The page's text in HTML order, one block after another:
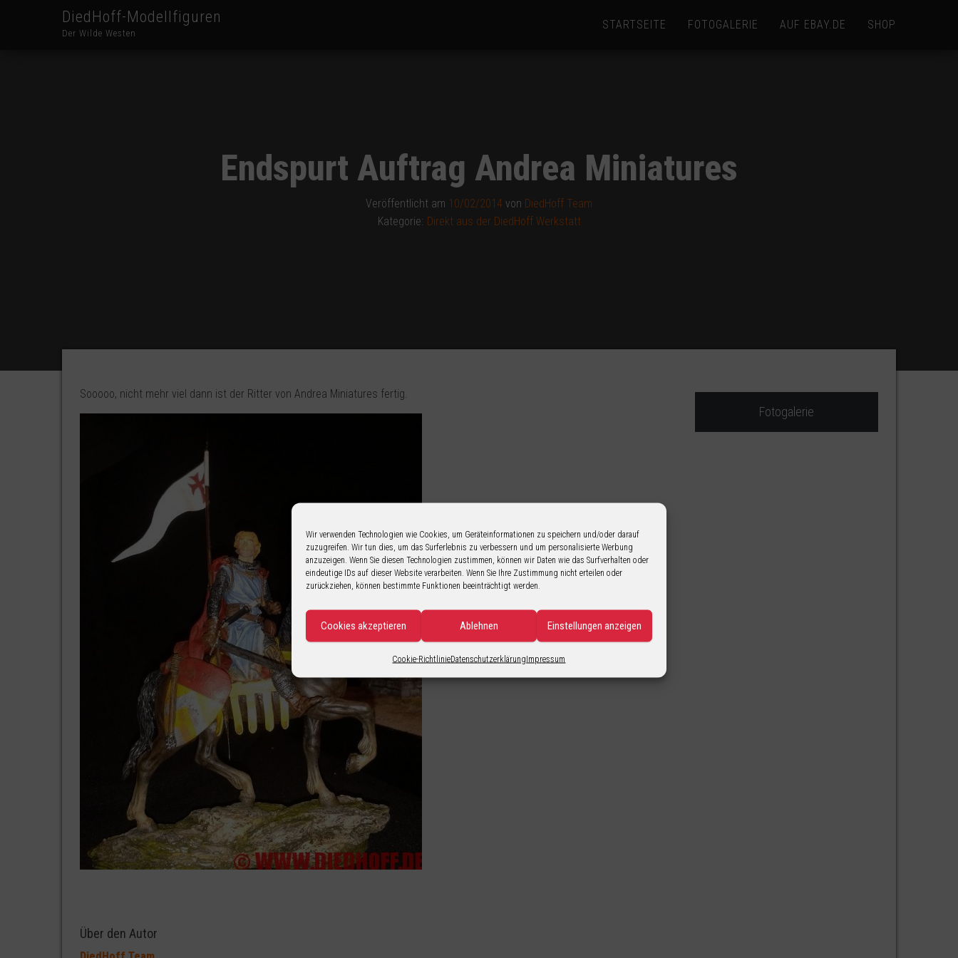
Wir verwenden Technologien wie Cookies, um Geräteinformationen zu speichern und/oder darauf
zuzugreifen. Wir tun dies, um das Surferlebnis zu verbessern und um personalisierte Werbung
anzuzeigen. Wenn Sie diesen Technologien zustimmen, können wir Daten wie das Surfverhalten oder
eindeutige IDs auf dieser Website verarbeiten. Wenn Sie Ihre Zustimmung nicht erteilen oder
zurückziehen, können bestimmte Funktionen beeinträchtigt werden.
Cookies akzeptieren Ablehnen Einstellungen anzeigen
Cookie-RichtlinieDatenschutzerklärungImpressum
DiedHoff-Modellfiguren
Der Wilde Westen
STARTSEITE FOTOGALERIE AUF EBAY.DE SHOP
Endspurt Auftrag Andrea Miniatures
Veröffentlicht am 10/02/2014 von DiedHoff Team
Kategorie: Direkt aus der DiedHoff Werkstatt
Sooooo, nicht mehr viel dann ist der Ritter von Andrea Miniatures fertig.
Über den Autor
Fotogalerie